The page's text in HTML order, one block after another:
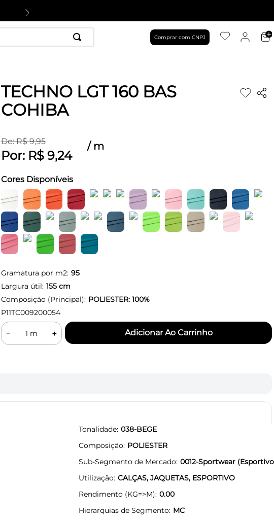
Comprar com CNPJ
TECHNO LGT 160 BAS
COHIBA
De:R$ 9,95
Por: R$ 9,24
/ m
Cores Disponíveis
Gramatura por m2: 95
Largura útil: 155cm
Composição (Principal): POLIESTER: 100%
P11TC009200054
＋
－
Tonalidade 038-BEGE
Composição POLIESTER
Sub-Segmento de Mercado 0012-Sportwear
Utilização CALÇAS, JAQUETAS, ESPORTIVO
Rendimento (KG=>M) 0.00
Hierarquias de Segmento MC